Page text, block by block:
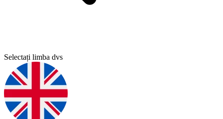
Selectați limba dvs